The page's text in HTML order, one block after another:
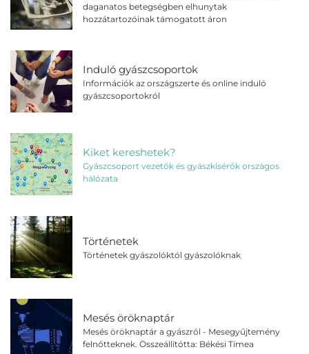
daganatos betegségben elhunytak
hozzátartozóinak támogatott áron
Induló gyászcsoportok
Információk az országszerte és online induló
gyászcsoportokról
Kiket kereshetek?
Gyászcsoport vezetők és gyászkísérők országos
hálózata
Történetek
Történetek gyászolóktól gyászolóknak
Mesés öröknaptár
Mesés öröknaptár a gyászról - Mesegyűjtemény
felnőtteknek. Összeállítótta: Békési Tímea